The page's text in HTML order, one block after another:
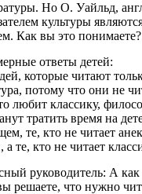
Но О. Уайльд,
культуры
Как вы это понимаете?
ответы детей:
которые читают
потому что они не
любит классику,
тратить время на
те, кто не читает
а те, кто не читает
руководитель: А
решаете, что нужно